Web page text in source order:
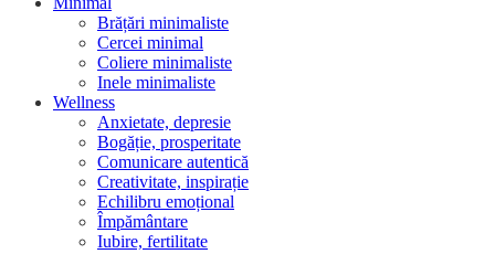
Brățări minimaliste
Cercei minimal
Coliere minimaliste
Inele minimaliste
Wellness
Anxietate, depresie
Bogăție, prosperitate
Comunicare autentică
Creativitate, inspirație
Echilibru emoțional
Împământare
Iubire, fertilitate